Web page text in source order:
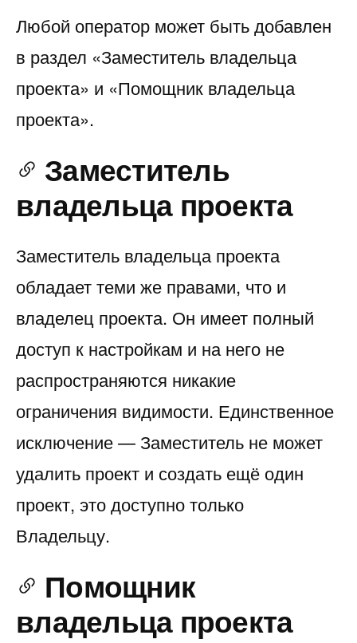
Любой оператор может быть добавлен
в раздел «Заместитель владельца
проекта» и «Помощник владельца
проекта».
Заместитель
владельца проекта
Заместитель владельца проекта
обладает теми же правами, что и
владелец проекта. Он имеет полный
доступ к настройкам и на него не
распространяются никакие
ограничения видимости. Единственное
исключение — Заместитель не может
удалить проект и создать ещё один
проект, это доступно только
Владельцу.
Помощник
владельца проекта